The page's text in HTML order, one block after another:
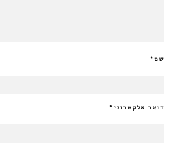
שם*
דואר אלקטרוני *